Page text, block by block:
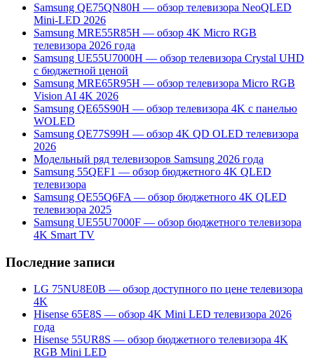
Samsung QE75QN80H — обзор телевизора NeoQLED
Mini-LED 2026
Samsung MRE55R85H — обзор 4K Micro RGB
телевизора 2026 года
Samsung UE55U7000H — обзор телевизора Crystal UHD
с бюджетной ценой
Samsung MRE65R95H — обзор телевизора Micro RGB
Vision AI 4K 2026
Samsung QE65S90H — обзор телевизора 4K с панелью
WOLED
Samsung QE77S99H — обзор 4K QD OLED телевизора
2026
Модельный ряд телевизоров Samsung 2026 года
Samsung 55QEF1 — обзор бюджетного 4K QLED
телевизора
Samsung QE55Q6FA — обзор бюджетного 4K QLED
телевизора 2025
Samsung UE55U7000F — обзор бюджетного телевизора
4K Smart TV
Последние записи
LG 75NU8E0B — обзор доступного по цене телевизора
4K
Hisense 65E8S — обзор 4K Mini LED телевизора 2026
года
Hisense 55UR8S — обзор бюджетного телевизора 4K
RGB Mini LED